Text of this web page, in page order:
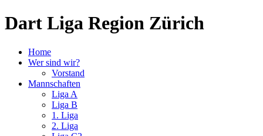
Dart Liga Region Zürich
Home
Wer sind wir?
Vorstand
Mannschaften
Liga A
Liga B
1. Liga
2. Liga